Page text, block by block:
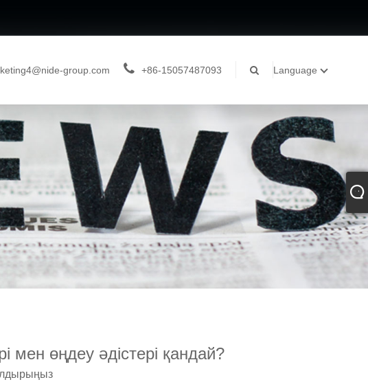
group.com +86-15057487093 Language
өңдеу әдістері қандай?